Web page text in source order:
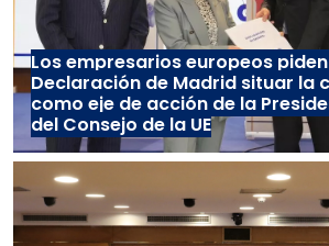
Los empresarios europeos
Declaración de Madrid situar la
como eje de acción de la
del Consejo de la UE